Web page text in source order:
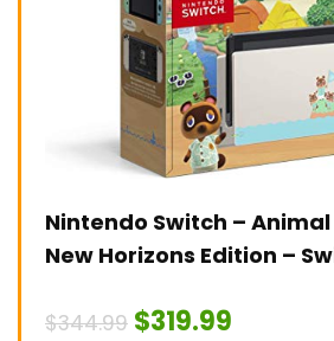
Nintendo Switch –
New Horizons Edition –
$344.99 $319.99